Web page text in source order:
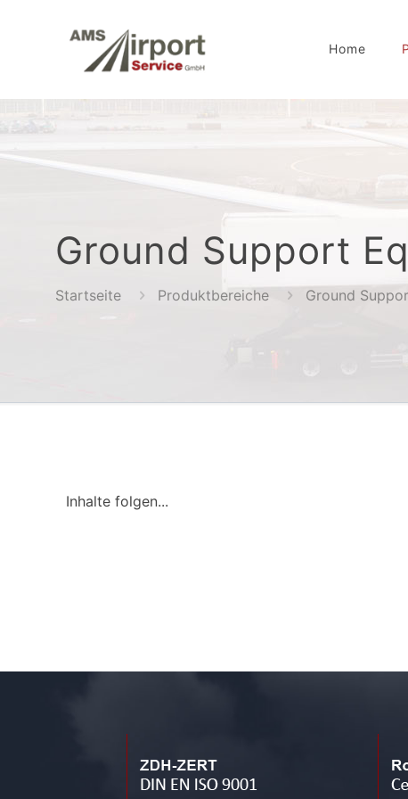
Home
Ground Support
Startseite Produktbereiche Ground
Inhalte folgen...